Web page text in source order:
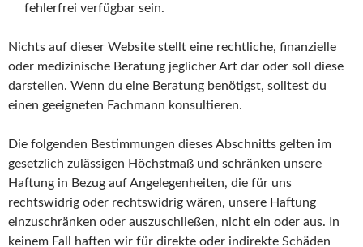
fehlerfrei verfügbar sein.
Nichts auf dieser Website stellt eine rechtliche, finanzielle
oder medizinische Beratung jeglicher Art dar oder soll diese
darstellen. Wenn du eine Beratung benötigst, solltest du
einen geeigneten Fachmann konsultieren.
Die folgenden Bestimmungen dieses Abschnitts gelten im
gesetzlich zulässigen Höchstmaß und schränken unsere
Haftung in Bezug auf Angelegenheiten, die für uns
rechtswidrig oder rechtswidrig wären, unsere Haftung
einzuschränken oder auszuschließen, nicht ein oder aus. In
keinem Fall haften wir für direkte oder indirekte Schäden